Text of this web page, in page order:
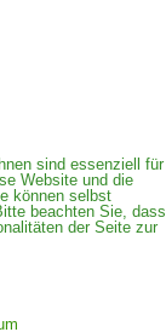
sind essenziell für
Website und die
können selbst
beachten Sie, dass
der Seite zur